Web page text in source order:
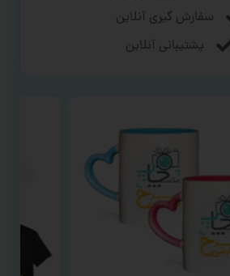
سفارش گیری آنلاین
پشتیبانی آنلاین